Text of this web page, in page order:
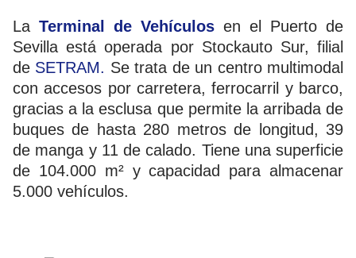
La Terminal de Vehículos en el Puerto de
Sevilla está operada por Stockauto Sur, filial
de SETRAM. Se trata de un centro multimodal
con accesos por carretera, ferrocarril y barco,
gracias a la esclusa que permite la arribada de
buques de hasta 280 metros de longitud, 39
de manga y 11 de calado. Tiene una superficie
de 104.000 m² y capacidad para almacenar
5.000 vehículos.